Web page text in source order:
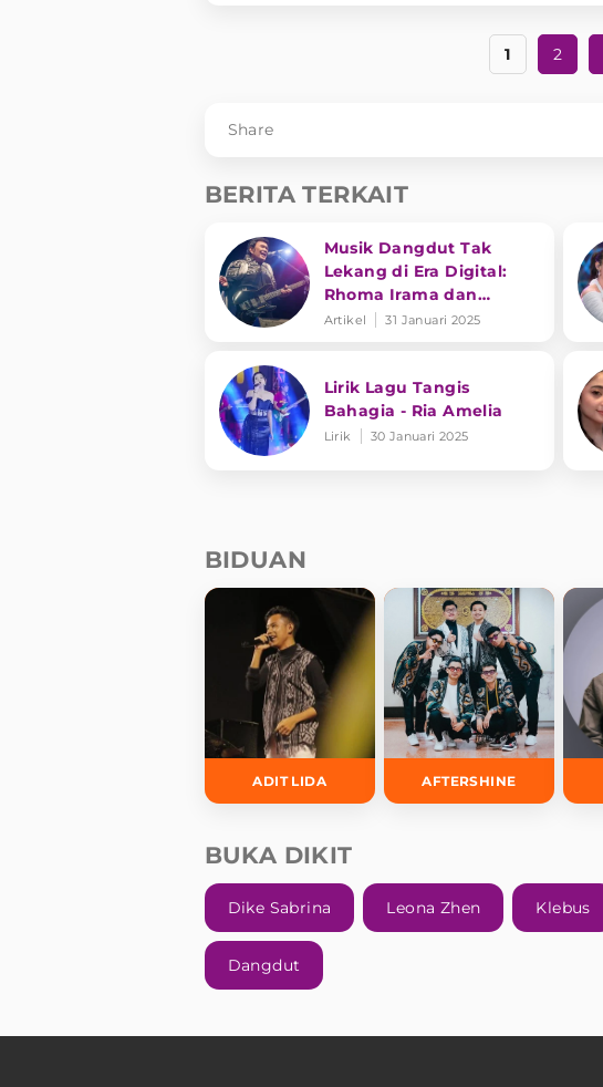
1 2
Share
BERITA TERKAIT
Musik Dangdut Tak
Lekang di Era Digital:
Rhoma Irama dan
Transformasi Genre
Artikel 31 Januari 2025
Lirik Lagu Tangis
Bahagia - Ria Amelia
Lirik 30 Januari 2025
BIDUAN
ADIT LIDA AFTERSHINE
BUKA DIKIT
Dike Sabrina Leona Zhen Klebus
Dangdut